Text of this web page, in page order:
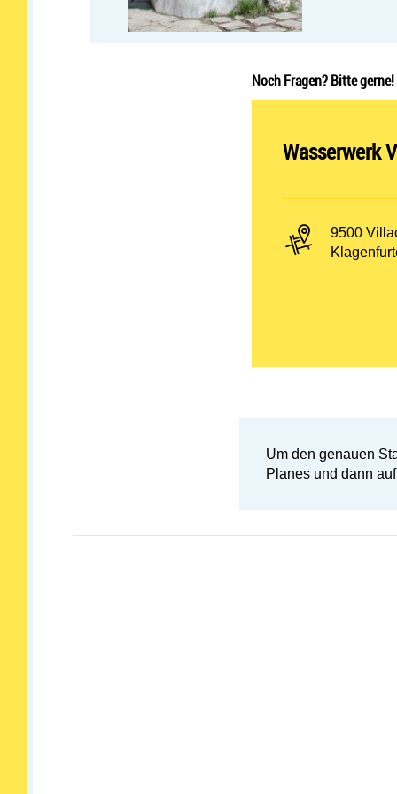
Noch Fragen? Bitte gerne!
Abteilung
Wasserwerk
PLZ und
9500
Adresse:
Um den genauen
Planes und dann